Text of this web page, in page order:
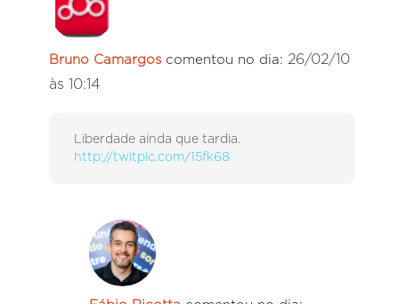
Bruno Camargos comentou no dia: 26/02/10
às 10:14
Liberdade ainda que tardia.
http://twitpic.com/15fk68